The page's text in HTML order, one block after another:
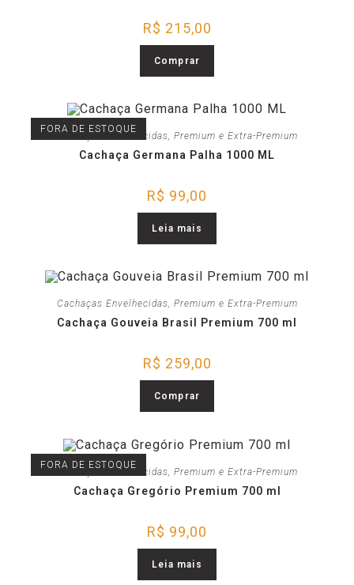
R$ 215,00
Comprar
FORA DE ESTOQUE
Cachaças Envelhecidas, Premium e Extra-Premium
Cachaça Germana Palha 1000 ML
R$ 99,00
Leia mais
Cachaças Envelhecidas, Premium e Extra-Premium
Cachaça Gouveia Brasil Premium 700 ml
R$ 259,00
Comprar
FORA DE ESTOQUE
Cachaças Envelhecidas Premium e Extra-Premium
Cachaça Gregório Premium 700 ml
R$ 99,00
Leia mais